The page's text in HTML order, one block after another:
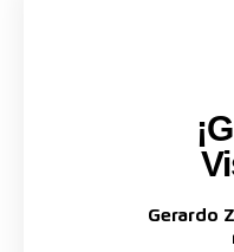
Gerardo